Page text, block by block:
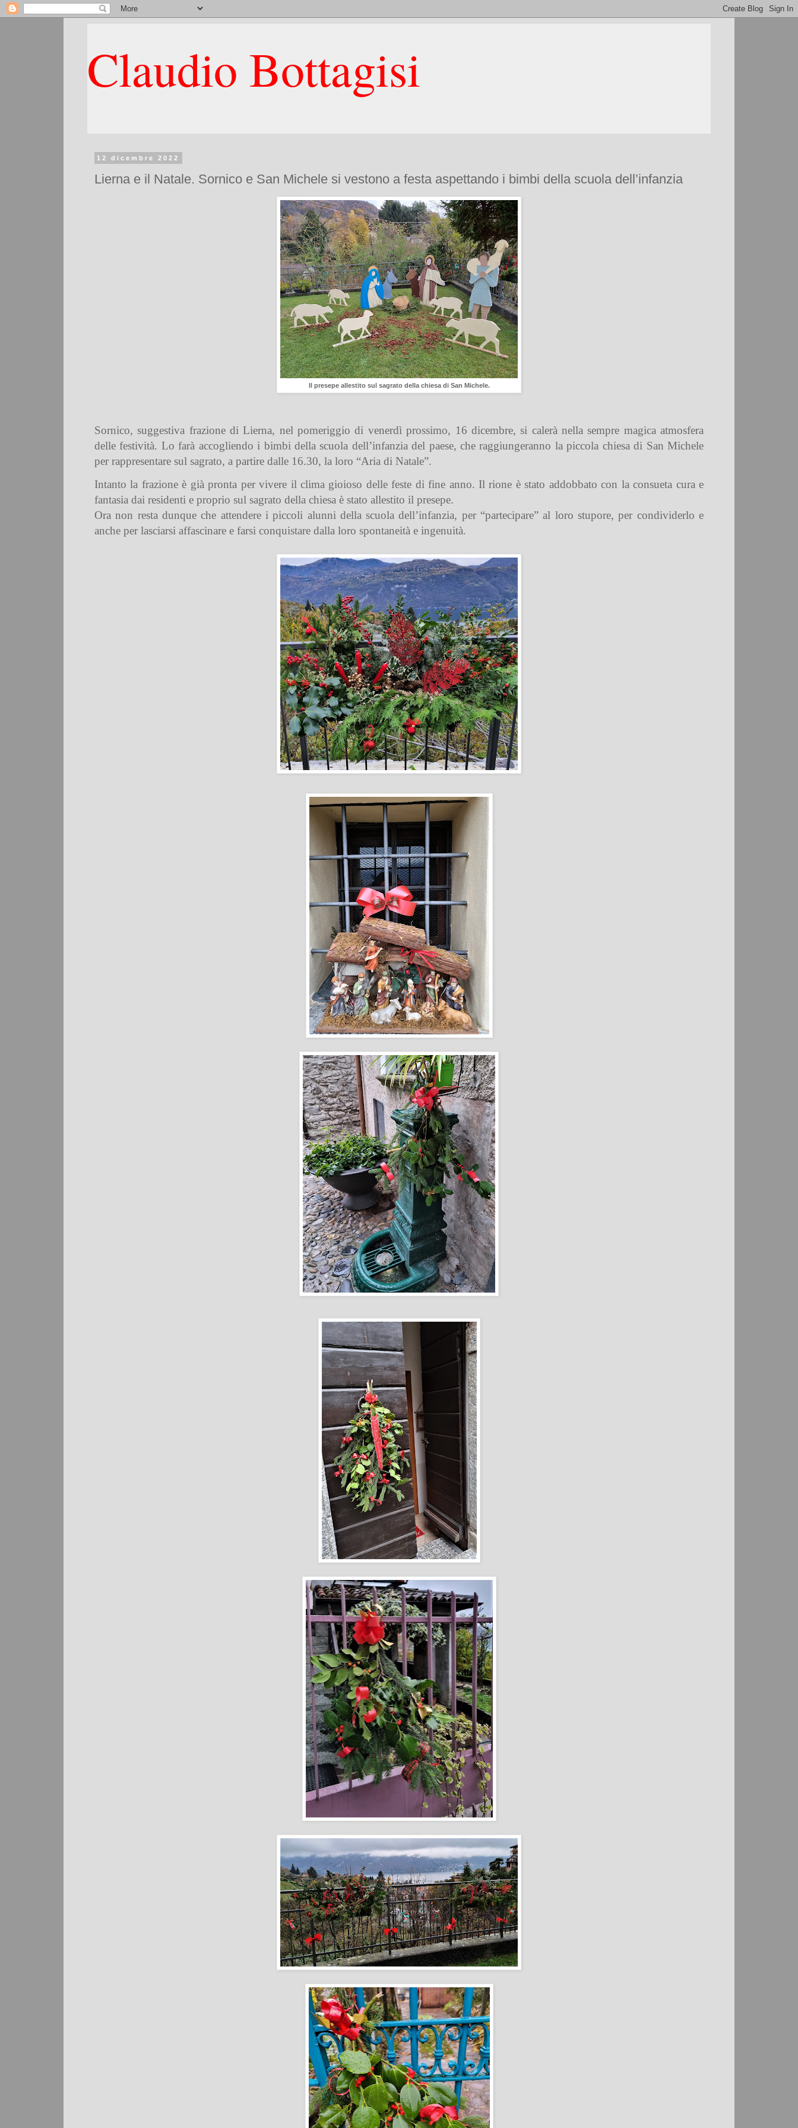
Claudio Bottagisi
12 dicembre 2022
Lierna e il Natale. Sornico e San Michele si vestono a festa aspettando i bimbi della scuola dell’infanzia
Il presepe allestito sul sagrato della chiesa di San Michele.
Sornico, suggestiva frazione di Lierna, nel pomeriggio di venerdì prossimo, 16 dicembre, si calerà nella sempre magica atmosfera
delle festività. Lo farà accogliendo i bimbi della scuola dell’infanzia del paese, che raggiungeranno la piccola chiesa di San Michele
per rappresentare sul sagrato, a partire dalle 16.30, la loro “Aria di Natale”.
Intanto la frazione è già pronta per vivere il clima gioioso delle feste di fine anno. Il rione è stato addobbato con la consueta cura e
fantasia dai residenti e proprio sul sagrato della chiesa è stato allestito il presepe.
Ora non resta dunque che attendere i piccoli alunni della scuola dell’infanzia, per “partecipare” al loro stupore, per condividerlo e
anche per lasciarsi affascinare e farsi conquistare dalla loro spontaneità e ingenuità.